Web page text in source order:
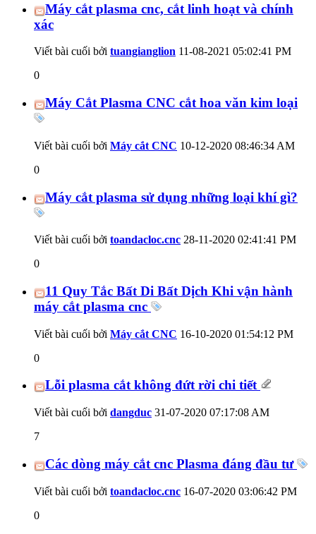
Máy cắt plasma cnc, cắt linh hoạt và chính
xác
Viết bài cuối bởi tuangianglion 11-08-2021 05:02:41 PM
0
Máy Cắt Plasma CNC cắt hoa văn kim loại
Viết bài cuối bởi Máy cắt CNC 10-12-2020 08:46:34 AM
0
Máy cắt plasma sử dụng những loại khí gì?
Viết bài cuối bởi toandacloc.cnc 28-11-2020 02:41:41 PM
0
11 Quy Tắc Bất Di Bất Dịch Khi vận hành
máy cắt plasma cnc
Viết bài cuối bởi Máy cắt CNC 16-10-2020 01:54:12 PM
0
Lỗi plasma cắt không đứt rời chi tiết
Viết bài cuối bởi dangduc 31-07-2020 07:17:08 AM
7
Các dòng máy cắt cnc Plasma đáng đầu tư
Viết bài cuối bởi toandacloc.cnc 16-07-2020 03:06:42 PM
0